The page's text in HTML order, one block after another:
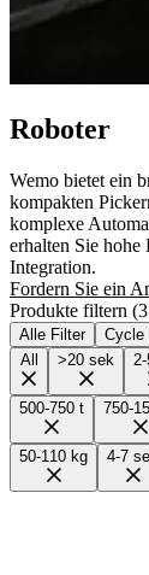
Roboter
Wemo bietet ein
kompakten
komplexe
erhalten Sie
Integration.
Fordern Sie ein
Produkte filtern (
Alle Filter Cycle
All
>20 sek
500-750 t 750-
50-110 kg 4-7